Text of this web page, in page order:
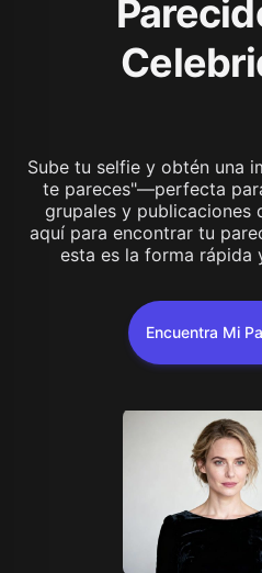
Sube tu selfie y obtén una
te pareces"—perfecta
grupales y publicaciones
aquí para encontrar tu
esta es la forma rápida
Encuentra Mi